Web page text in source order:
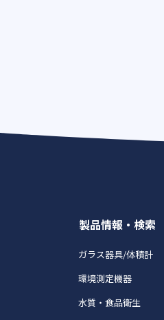
製品情報・検索
ガラス器具/体積計
環境測定機器
水質・食品衛生